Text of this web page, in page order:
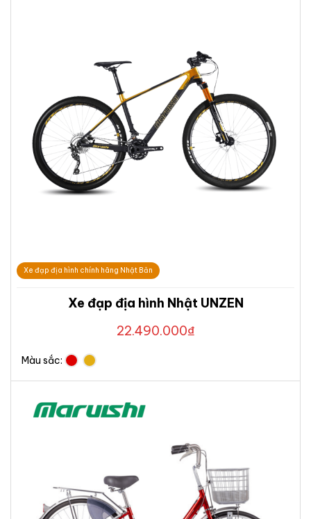
Xe đạp địa hình chính hãng Nhật Bản
Xe đạp địa hình Nhật UNZEN
22.490.000₫
Màu sắc: